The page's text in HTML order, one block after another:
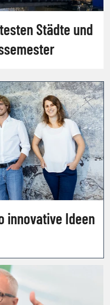
Städte und
innovative Ideen